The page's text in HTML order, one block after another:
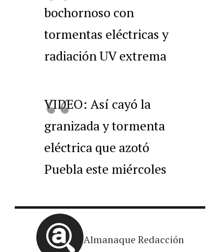
bochornoso con
tormentas eléctricas y
radiación UV extrema
VIDEO: Así cayó la
granizada y tormenta
eléctrica que azotó
Puebla este miércoles
Almanaque Redacción